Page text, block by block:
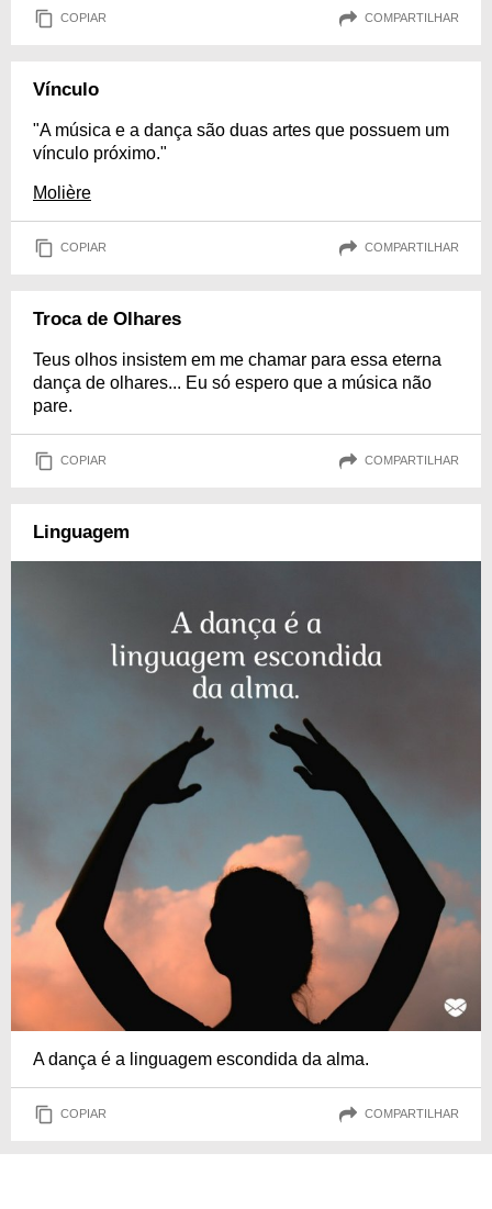
COPIAR COMPARTILHAR
Vínculo
"A música e a dança são duas artes que possuem um
vínculo próximo."
Molière
COPIAR COMPARTILHAR
Troca de Olhares
Teus olhos insistem em me chamar para essa eterna
dança de olhares... Eu só espero que a música não
pare.
COPIAR COMPARTILHAR
Linguagem
A dança é a linguagem escondida da alma.
COPIAR COMPARTILHAR